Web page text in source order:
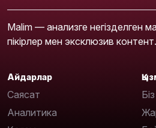
Malim — анализге негізделген
пікірлер мен эксклюзив контент.
Айдарлар
Саясат
Аналитика